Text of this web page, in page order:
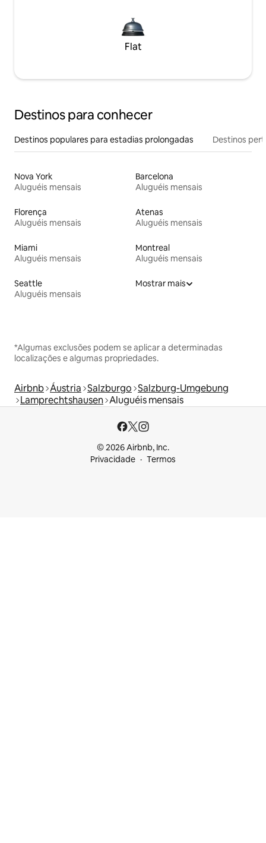
Flat
Destinos para conhecer
Destinos populares para estadias prolongadas Destinos
Nova York
Aluguéis mensais
Barcelona
Aluguéis mensais
Florença
Aluguéis mensais
Atenas
Aluguéis mensais
Miami
Aluguéis mensais
Montreal
Aluguéis mensais
Seattle
Aluguéis mensais
Mostrar mais
*Algumas exclusões podem se aplicar a determinadas
localizações e algumas propriedades.
Airbnb Áustria Salzburgo Salzburg-Umgebung
Lamprechtshausen Aluguéis mensais
© 2026 Airbnb, Inc.
Privacidade
Termos